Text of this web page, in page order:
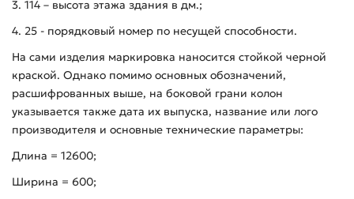
3. 114 – высота этажа здания в дм.;
4. 25 - порядковый номер по несущей способности.
На сами изделия маркировка наносится стойкой черной
краской. Однако помимо основных обозначений,
расшифрованных выше, на боковой грани колон
указывается также дата их выпуска, название или лого
производителя и основные технические параметры:
Длина = 12600;
Ширина = 600;